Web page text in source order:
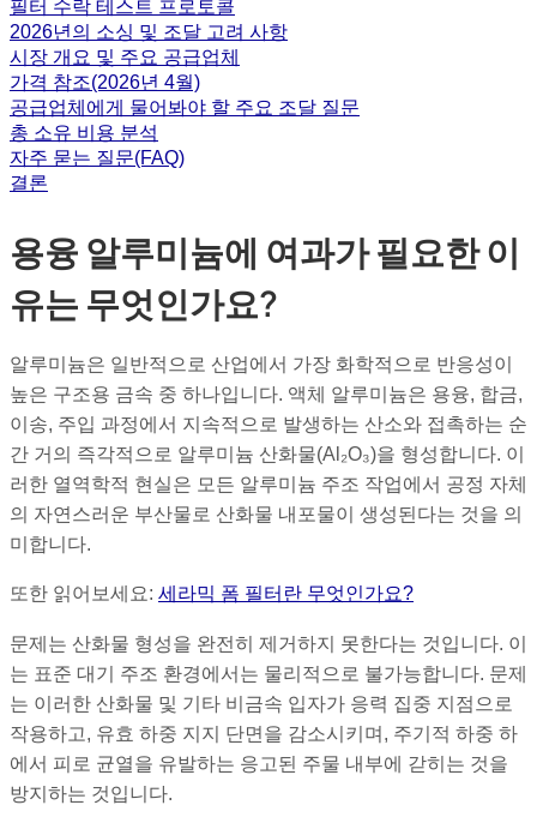
필터 수락 테스트 프로토콜
2026년의 소싱 및 조달 고려 사항
시장 개요 및 주요 공급업체
가격 참조(2026년 4월)
공급업체에게 물어봐야 할 주요 조달 질문
총 소유 비용 분석
자주 묻는 질문(FAQ)
결론
용융 알루미늄에 여과가 필요한 이
유는 무엇인가요?
알루미늄은 일반적으로 산업에서 가장 화학적으로 반응성이
높은 구조용 금속 중 하나입니다. 액체 알루미늄은 용융, 합금,
이송, 주입 과정에서 지속적으로 발생하는 산소와 접촉하는 순
간 거의 즉각적으로 알루미늄 산화물(Al₂O₃)을 형성합니다. 이
러한 열역학적 현실은 모든 알루미늄 주조 작업에서 공정 자체
의 자연스러운 부산물로 산화물 내포물이 생성된다는 것을 의
미합니다.
또한 읽어보세요: 세라믹 폼 필터란 무엇인가요?
문제는 산화물 형성을 완전히 제거하지 못한다는 것입니다. 이
는 표준 대기 주조 환경에서는 물리적으로 불가능합니다. 문제
는 이러한 산화물 및 기타 비금속 입자가 응력 집중 지점으로
작용하고, 유효 하중 지지 단면을 감소시키며, 주기적 하중 하
에서 피로 균열을 유발하는 응고된 주물 내부에 갇히는 것을
방지하는 것입니다.